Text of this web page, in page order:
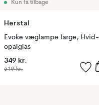
Kun få tilbage
Herstal
Evoke væglampe large, Hvid-
opalglas
349 kr.
619 kr.